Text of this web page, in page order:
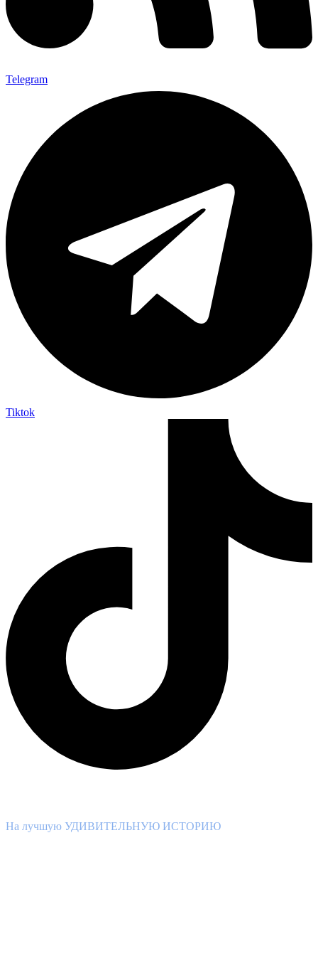
Telegram
Tiktok
На лучшую УДИВИТЕЛЬНУЮ ИСТОРИЮ